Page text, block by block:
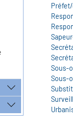
Sous-
Sous-